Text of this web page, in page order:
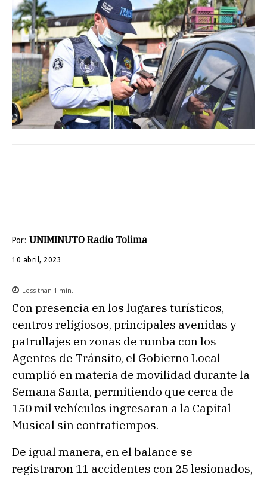
Por: UNIMINUTO Radio Tolima
10 abril, 2023
Less than 1 min.
Con presencia en los lugares turísticos,
centros religiosos, principales avenidas y
patrullajes en zonas de rumba con los
Agentes de Tránsito, el Gobierno Local
cumplió en materia de movilidad durante la
Semana Santa, permitiendo que cerca de
150 mil vehículos ingresaran a la Capital
Musical sin contratiempos.
De igual manera, en el balance se
registraron 11 accidentes con 25 lesionados,